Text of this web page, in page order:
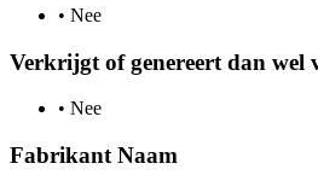
• Nee
Verkrijgt of genereert dan wel
• Nee
Fabrikant Naam